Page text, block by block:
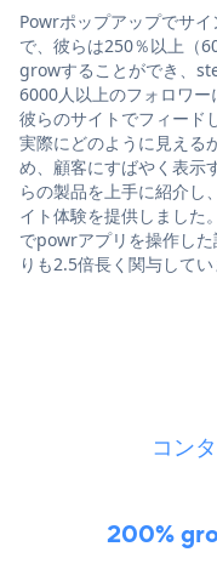
Powrポップアップでサ
で、彼らは250％以上（
growすることができ、
6000人以上のフォロワ
彼らのサイトでフィー
実際にどのように見える
め、顧客にすばやく表示
らの製品を上手に紹介し
イト体験を提供しました
でpowrアプリを操作し
りも2.5倍長く関与してい
コン
200%